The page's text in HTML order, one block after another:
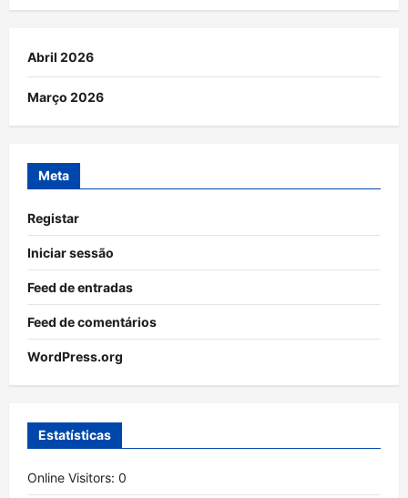
Abril 2026
Março 2026
Meta
Registar
Iniciar sessão
Feed de entradas
Feed de comentários
WordPress.org
Estatísticas
Online Visitors: 0